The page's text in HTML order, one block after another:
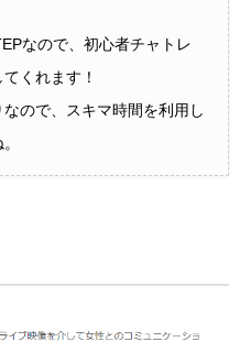
なので、初心者チャトレ
くれます！
ので、スキマ時間を利用し